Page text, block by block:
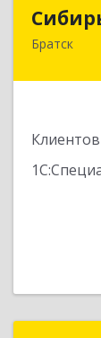
Братск